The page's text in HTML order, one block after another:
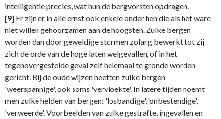
intelligentie precies, wat hun de bergvorsten opdragen.
[9] Er zijn er in alle ernst ook enkele onder hen die als het ware
niet willen gehoorzamen aan de hoogsten. Zulke bergen
worden dan door geweldige stormen zolang bewerkt tot zij
zich de orde van de hoge laten welgevallen, of in het
tegenovergestelde geval zelf helemaal te gronde worden
gericht. Bij de oude wijzen heetten zulke bergen
'weerspannige', ook soms 'vervloekte'. In latere tijden noemt
men zulke helden van bergen: 'losbandige', 'onbestendige',
'verweerde'. Voorbeelden van zulke gestrafte, ingevallen en